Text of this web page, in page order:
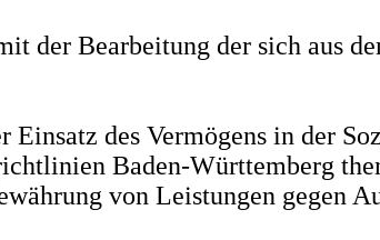
der Bearbeitung der sich aus
Einsatz des Vermögens in der
Baden-Württemberg
von Leistungen gegen